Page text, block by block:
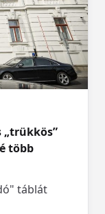
„trükkös”
több
táblát